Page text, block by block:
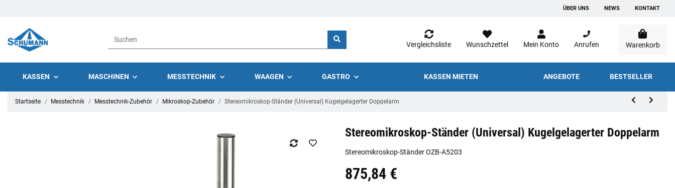
ÜBER UNS NEWS KONTAKT
Vergleichsliste Wunschzettel Mein Konto Anrufen Warenkorb
KASSEN MASCHINEN MESSTECHNIK WAAGEN GASTRO KASSEN MIETEN ANGEBOTE BESTSELLER
Startseite Messtechnik Messtechnik-Zubehör Mikroskop-Zubehör Stereomikroskop-Ständer (Universal) Kugelgelagerter Doppelarm
Stereomikroskop-Ständer (Universal) Kugelgelagerter Doppelarm
Stereomikroskop-Ständer OZB-A5203
Preis:19,44 € inkl. 19% USt.
875,84 €